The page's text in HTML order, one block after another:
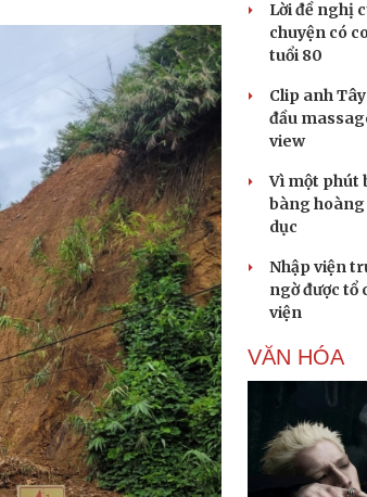
check-in
Lời đề nghị
chuyện có
tuổi 80
Clip anh
đầu
view
Vì một phút
bàng
dục
Nhập viện
ngờ được tổ
viện
VĂN HÓA